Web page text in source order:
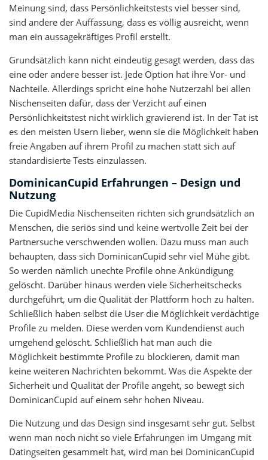
Meinung sind, dass Persönlichkeitstests viel besser sind,
sind andere der Auffassung, dass es völlig ausreicht, wenn
man ein aussagekräftiges Profil erstellt.
Grundsätzlich kann nicht eindeutig gesagt werden, dass das
eine oder andere besser ist. Jede Option hat ihre Vor- und
Nachteile. Allerdings spricht eine hohe Nutzerzahl bei allen
Nischenseiten dafür, dass der Verzicht auf einen
Persönlichkeitstest nicht wirklich gravierend ist. In der Tat ist
es den meisten Usern lieber, wenn sie die Möglichkeit haben
freie Angaben auf ihrem Profil zu machen statt sich auf
standardisierte Tests einzulassen.
DominicanCupid Erfahrungen – Design und
Nutzung
Die CupidMedia Nischenseiten richten sich grundsätzlich an
Menschen, die seriös sind und keine wertvolle Zeit bei der
Partnersuche verschwenden wollen. Dazu muss man auch
behaupten, dass sich DominicanCupid sehr viel Mühe gibt.
So werden nämlich unechte Profile ohne Ankündigung
gelöscht. Darüber hinaus werden viele Sicherheitschecks
durchgeführt, um die Qualität der Plattform hoch zu halten.
Schließlich haben selbst die User die Möglichkeit verdächtige
Profile zu melden. Diese werden vom Kundendienst auch
umgehend gelöscht. Schließlich hat man auch die
Möglichkeit bestimmte Profile zu blockieren, damit man
keine weiteren Nachrichten bekommt. Was die Aspekte der
Sicherheit und Qualität der Profile angeht, so bewegt sich
DominicanCupid auf einem sehr hohen Niveau.
Die Nutzung und das Design sind insgesamt sehr gut. Selbst
wenn man noch nicht so viele Erfahrungen im Umgang mit
Datingseiten gesammelt hat, wird man bei DominicanCupid